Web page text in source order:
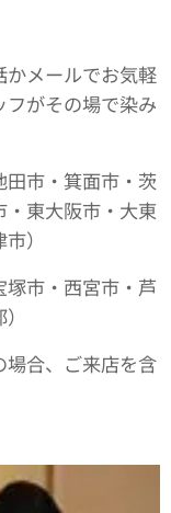
かメールでお気軽
がその場で染み
市・箕面市・茨
東大阪市・大東
）
市・西宮市・芦
合、ご来店を含